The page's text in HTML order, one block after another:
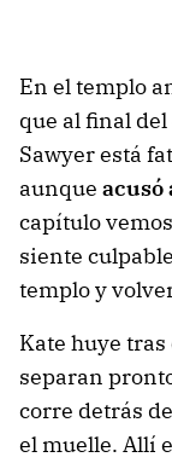
En el templo
que al final
Sawyer está
aunque acusó
capítulo
siente
templo y
Kate huye
separan
corre detrás
el muelle. Allí